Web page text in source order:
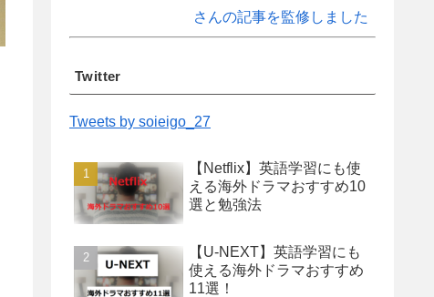
さんの記事を監修しました
Twitter
Tweets by soieigo_27
【Netflix】英語学習にも使
える海外ドラマおすすめ10
選と勉強法
【U-NEXT】英語学習にも
使える海外ドラマおすすめ
11選！